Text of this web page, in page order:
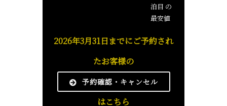
泊目 の
最安値
2026年3月31日までにご予約され
たお客様の
予約確認・キャンセル
はこちら